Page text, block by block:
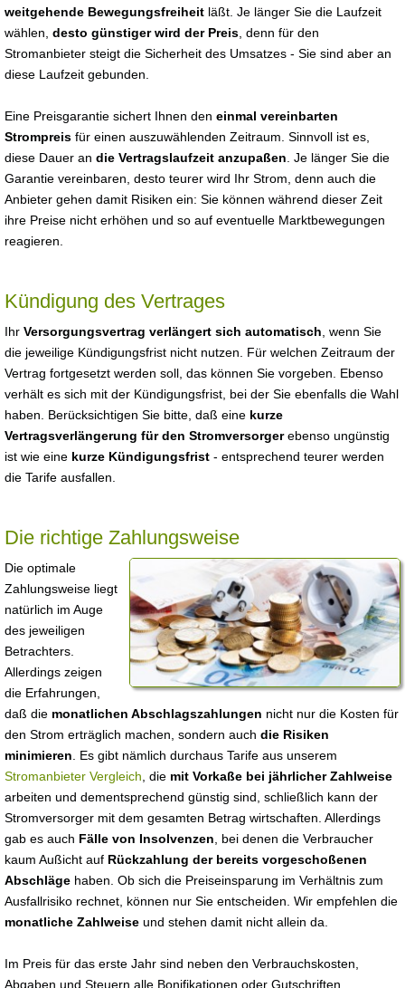
weitgehende Bewegungsfreiheit läßt. Je länger Sie die Laufzeit
wählen, desto günstiger wird der Preis , denn für den
Stromanbieter steigt die Sicherheit des Umsatzes - Sie sind aber an
diese Laufzeit gebunden.
Eine Preisgarantie sichert Ihnen den einmal vereinbarten
Strompreis für einen auszuwählenden Zeitraum. Sinnvoll ist es,
diese Dauer an die Vertragslaufzeit anzupaßen . Je länger Sie die
Garantie vereinbaren, desto teurer wird Ihr Strom, denn auch die
Anbieter gehen damit Risiken ein: Sie können während dieser Zeit
ihre Preise nicht erhöhen und so auf eventuelle Marktbewegungen
reagieren.
Kündigung des Vertrages
Ihr Versorgungsvertrag verlängert sich automatisch , wenn Sie
die jeweilige Kündigungsfrist nicht nutzen. Für welchen Zeitraum der
Vertrag fortgesetzt werden soll, das können Sie vorgeben. Ebenso
verhält es sich mit der Kündigungsfrist, bei der Sie ebenfalls die Wahl
haben. Berücksichtigen Sie bitte, daß eine kurze
Vertragsverlängerung für den Stromversorgerebenso ungünstig
ist wie eine kurze Kündigungsfrist - entsprechend teurer werden
die Tarife ausfallen.
Die richtige Zahlungsweise
Die optimale
Zahlungsweise liegt
natürlich im Auge
des jeweiligen
Betrachters.
Allerdings zeigen
die Erfahrungen,
daß die monatlichen Abschlagszahlungen nicht nur die Kosten für
den Strom erträglich machen, sondern auch die Risiken
minimieren . Es gibt nämlich durchaus Tarife aus unserem
Stromanbieter Vergleich , die mit Vorkaße bei jährlicher Zahlweise
arbeiten und dementsprechend günstig sind, schließlich kann der
Stromversorger mit dem gesamten Betrag wirtschaften. Allerdings
gab es auch Fälle von Insolvenzen , bei denen die Verbraucher
kaum Außicht auf Rückzahlung der bereits vorgeschoßenen
Abschläge haben. Ob sich die Preiseinsparung im Verhältnis zum
Ausfallrisiko rechnet, können nur Sie entscheiden. Wir empfehlen die
monatliche Zahlweise und stehen damit nicht allein da.
Im Preis für das erste Jahr sind neben den Verbrauchskosten,
Abgaben und Steuern alle Bonifikationen oder Gutschriften